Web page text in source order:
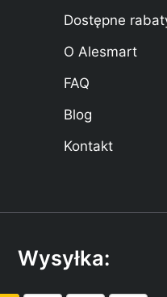
Dostępne
O Alesmart
FAQ
Blog
Kontakt
Wysyłka: